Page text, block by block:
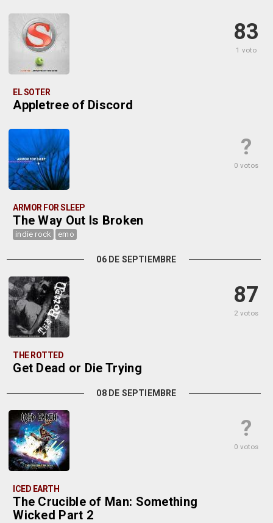
83
1 voto
EL SOTER
Appletree of Discord
?
0 votos
ARMOR FOR SLEEP
The Way Out Is Broken
indie rock emo
06 DE SEPTIEMBRE
87
2 votos
THE ROTTED
Get Dead or Die Trying
08 DE SEPTIEMBRE
?
0 votos
ICED EARTH
The Crucible of Man: Something
Wicked Part 2